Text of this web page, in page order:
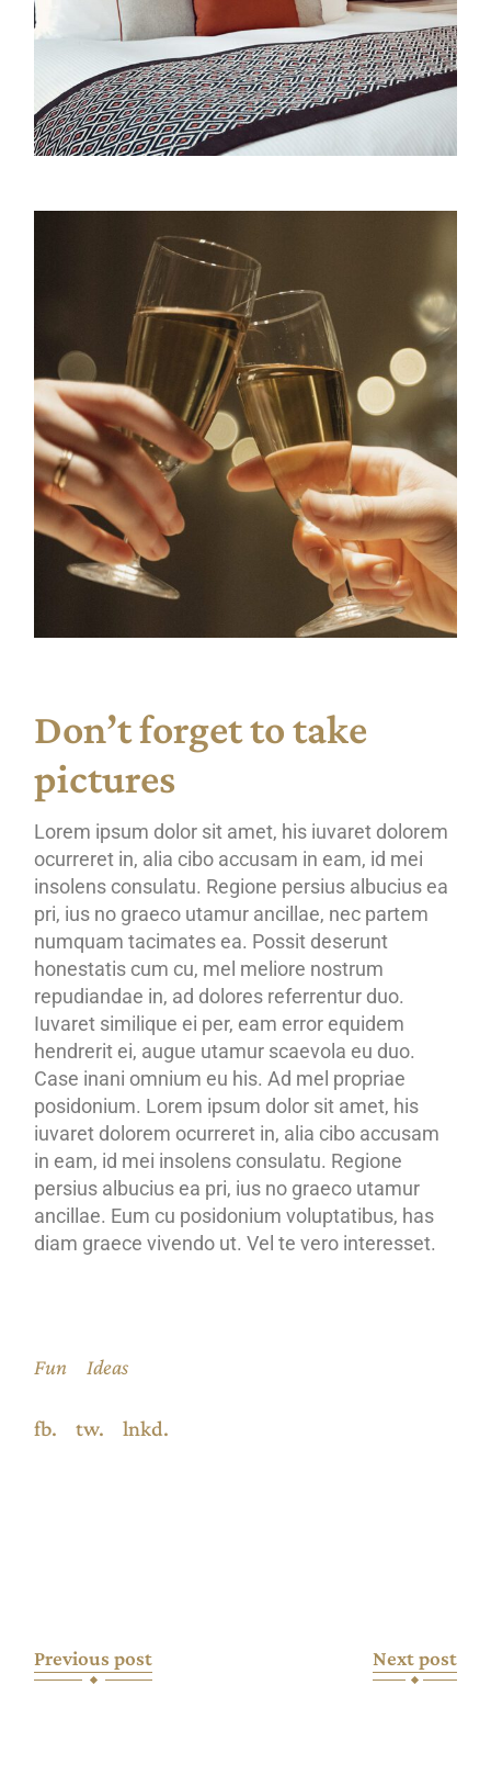
Don’t forget to take
pictures
Lorem ipsum dolor sit amet, his iuvaret dolorem
ocurreret in, alia cibo accusam in eam, id mei
insolens consulatu. Regione persius albucius ea
pri, ius no graeco utamur ancillae, nec partem
numquam tacimates ea. Possit deserunt
honestatis cum cu, mel meliore nostrum
repudiandae in, ad dolores referrentur duo.
Iuvaret similique ei per, eam error equidem
hendrerit ei, augue utamur scaevola eu duo.
Case inani omnium eu his. Ad mel propriae
posidonium. Lorem ipsum dolor sit amet, his
iuvaret dolorem ocurreret in, alia cibo accusam
in eam, id mei insolens consulatu. Regione
persius albucius ea pri, ius no graeco utamur
ancillae. Eum cu posidonium voluptatibus, has
diam graece vivendo ut. Vel te vero interesset.
Fun Ideas
fb. tw. lnkd.
Previous post Next post